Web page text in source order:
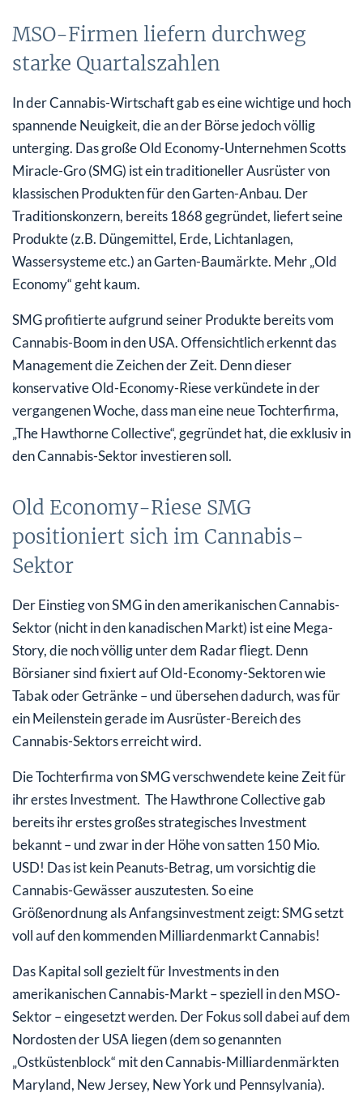
MSO-Firmen liefern durchweg
starke Quartalszahlen
In der Cannabis-Wirtschaft gab es eine wichtige und hoch
spannende Neuigkeit, die an der Börse jedoch völlig
unterging. Das große Old Economy-Unternehmen Scotts
Miracle-Gro (SMG) ist ein traditioneller Ausrüster von
klassischen Produkten für den Garten-Anbau. Der
Traditionskonzern, bereits 1868 gegründet, liefert seine
Produkte (z.B. Düngemittel, Erde, Lichtanlagen,
Wassersysteme etc.) an Garten-Baumärkte. Mehr „Old
Economy“ geht kaum.
SMG profitierte aufgrund seiner Produkte bereits vom
Cannabis-Boom in den USA. Offensichtlich erkennt das
Management die Zeichen der Zeit. Denn dieser
konservative Old-Economy-Riese verkündete in der
vergangenen Woche, dass man eine neue Tochterfirma,
„The Hawthorne Collective“, gegründet hat, die exklusiv in
den Cannabis-Sektor investieren soll.
Old Economy-Riese SMG
positioniert sich im Cannabis-
Sektor
Der Einstieg von SMG in den amerikanischen Cannabis-
Sektor (nicht in den kanadischen Markt) ist eine Mega-
Story, die noch völlig unter dem Radar fliegt. Denn
Börsianer sind fixiert auf Old-Economy-Sektoren wie
Tabak oder Getränke – und übersehen dadurch, was für
ein Meilenstein gerade im Ausrüster-Bereich des
Cannabis-Sektors erreicht wird.
Die Tochterfirma von SMG verschwendete keine Zeit für
ihr erstes Investment. The Hawthrone Collective gab
bereits ihr erstes großes strategisches Investment
bekannt – und zwar in der Höhe von satten 150 Mio.
USD! Das ist kein Peanuts-Betrag, um vorsichtig die
Cannabis-Gewässer auszutesten. So eine
Größenordnung als Anfangsinvestment zeigt: SMG setzt
voll auf den kommenden Milliardenmarkt Cannabis!
Das Kapital soll gezielt für Investments in den
amerikanischen Cannabis-Markt – speziell in den MSO-
Sektor – eingesetzt werden. Der Fokus soll dabei auf dem
Nordosten der USA liegen (dem so genannten
„Ostküstenblock“ mit den Cannabis-Milliardenmärkten
Maryland, New Jersey, New York und Pennsylvania).